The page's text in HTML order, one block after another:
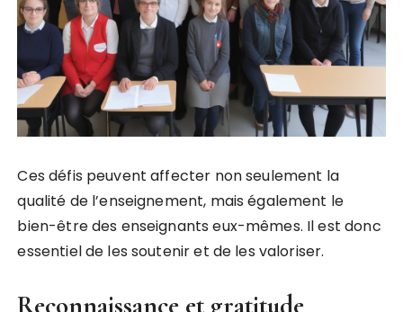
Ces défis peuvent affecter non seulement la
qualité de l’enseignement, mais également le
bien-être des enseignants eux-mêmes. Il est donc
essentiel de les soutenir et de les valoriser.
Reconnaissance et gratitude